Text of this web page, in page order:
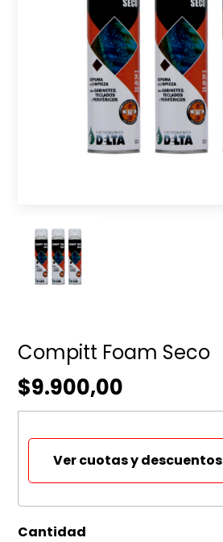
Compitt Foam Seco
$9.900,00
Ver cuotas y descuentos
Cantidad